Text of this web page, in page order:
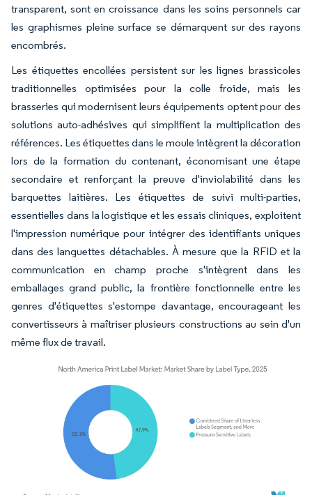
transparent, sont en croissance dans les soins personnels car
les graphismes pleine surface se démarquent sur des rayons
encombrés.
Les étiquettes encollées persistent sur les lignes brassicoles
traditionnelles optimisées pour la colle froide, mais les
brasseries qui modernisent leurs équipements optent pour des
solutions auto-adhésives qui simplifient la multiplication des
références. Les étiquettes dans le moule intègrent la décoration
lors de la formation du contenant, économisant une étape
secondaire et renforçant la preuve d'inviolabilité dans les
barquettes laitières. Les étiquettes de suivi multi-parties,
essentielles dans la logistique et les essais cliniques, exploitent
l'impression numérique pour intégrer des identifiants uniques
dans des languettes détachables. À mesure que la RFID et la
communication en champ proche s'intègrent dans les
emballages grand public, la frontière fonctionnelle entre les
genres d'étiquettes s'estompe davantage, encourageant les
convertisseurs à maîtriser plusieurs constructions au sein d'un
même flux de travail.